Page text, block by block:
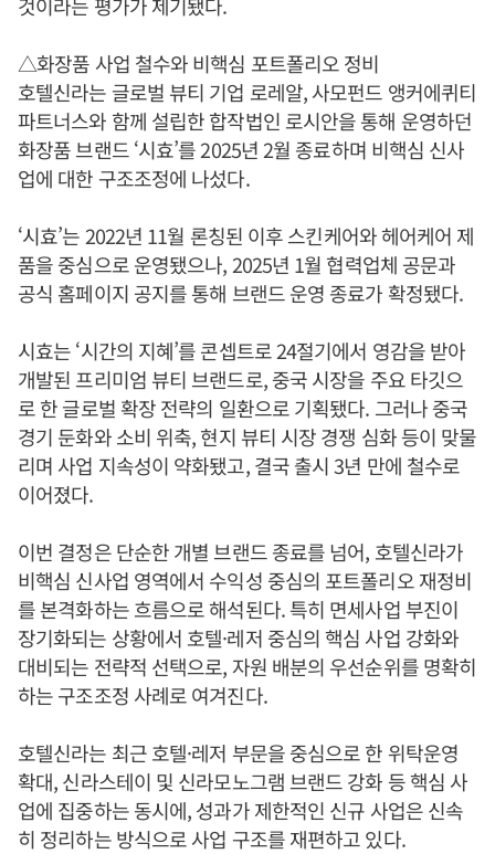
△화장품 사업 철수와 비핵심 포트폴리오 정비
호텔신라는 글로벌 뷰티 기업 로레알, 사모펀드 앵커에퀴티
파트너스와 함께 설립한 합작법인 로시안을 통해 운영하던
화장품 브랜드 ‘시효’를 2025년 2월 종료하며 비핵심 신사
업에 대한 구조조정에 나섰다.
‘시효’는 2022년 11월 론칭된 이후 스킨케어와 헤어케어 제
품을 중심으로 운영됐으나, 2025년 1월 협력업체 공문과
공식 홈페이지 공지를 통해 브랜드 운영 종료가 확정됐다.
시효는 ‘시간의 지혜’를 콘셉트로 24절기에서 영감을 받아
개발된 프리미엄 뷰티 브랜드로, 중국 시장을 주요 타깃으
로 한 글로벌 확장 전략의 일환으로 기획됐다. 그러나 중국
경기 둔화와 소비 위축, 현지 뷰티 시장 경쟁 심화 등이 맞물
리며 사업 지속성이 약화됐고, 결국 출시 3년 만에 철수로
이어졌다.
이번 결정은 단순한 개별 브랜드 종료를 넘어, 호텔신라가
비핵심 신사업 영역에서 수익성 중심의 포트폴리오 재정비
를 본격화하는 흐름으로 해석된다. 특히 면세사업 부진이
장기화되는 상황에서 호텔·레저 중심의 핵심 사업 강화와
대비되는 전략적 선택으로, 자원 배분의 우선순위를 명확히
하는 구조조정 사례로 여겨진다.
호텔신라는 최근 호텔·레저 부문을 중심으로 한 위탁운영
확대, 신라스테이 및 신라모노그램 브랜드 강화 등 핵심 사
업에 집중하는 동시에, 성과가 제한적인 신규 사업은 신속
히 정리하는 방식으로 사업 구조를 재편하고 있다.